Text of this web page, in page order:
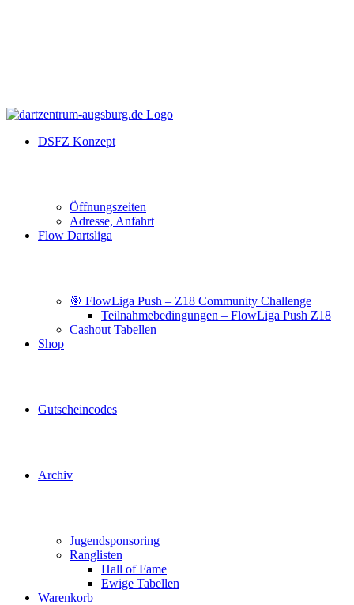
DSFZ Konzept
Öffnungszeiten
Adresse, Anfahrt
Flow Dartsliga
🎯 FlowLiga Push – Z18 Community Challenge
Teilnahmebedingungen – FlowLiga Push Z18
Cashout Tabellen
Shop
Gutscheincodes
Archiv
Jugendsponsoring
Ranglisten
Hall of Fame
Ewige Tabellen
Warenkorb